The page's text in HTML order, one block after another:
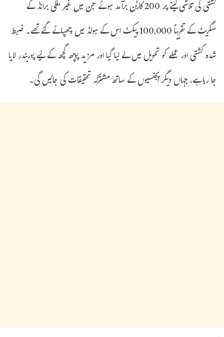
کشتی کی تلاشی لینے پر 200 کارٹن برآمد ہوئے جن میں غیر ملکی برانڈ کے
سگریٹ کے تقریباً 100,000 پیکٹ اس کے ہولڈ میں چھپائے گئے تھے۔ ضبط
شدہ کشتی اور عملے کو تحویل میں لے لیا گیا اور مزید پوچھ گچھ کے لیے پوربندر لایا
جا رہا ہے، جہاں دیگر ایجنسیوں کے ساتھ مشترکہ تحقیقات کی جائیں گی۔